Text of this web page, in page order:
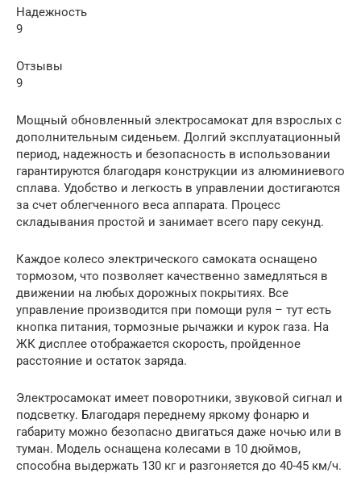
Надежность
9
Отзывы
9
Мощный обновленный электросамокат для взрослых с
дополнительным сиденьем. Долгий эксплуатационный
период, надежность и безопасность в использовании
гарантируются благодаря конструкции из алюминиевого
сплава. Удобство и легкость в управлении достигаются
за счет облегченного веса аппарата. Процесс
складывания простой и занимает всего пару секунд.
Каждое колесо электрического самоката оснащено
тормозом, что позволяет качественно замедляться в
движении на любых дорожных покрытиях. Все
управление производится при помощи руля – тут есть
кнопка питания, тормозные рычажки и курок газа. На
ЖК дисплее отображается скорость, пройденное
расстояние и остаток заряда.
Электросамокат имеет поворотники, звуковой сигнал и
подсветку. Благодаря переднему яркому фонарю и
габариту можно безопасно двигаться даже ночью или в
туман. Модель оснащена колесами в 10 дюймов,
способна выдержать 130 кг и разгоняется до 40-45 км/ч.